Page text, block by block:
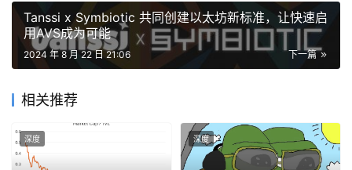
在比特币价值持续增长，新增多种创新比特币收益来源的背
景下，这个新概念中蕴含着更多机会。
基建和资管机构共同打造，资金实力和资源链接能力都不容
全链比特币资产 FBTC，这样的产品有市场竞争力吗？又有
Tanssi x Symbiotic 共同创建以太坊新标准，让快速启
用AVS成为可能
下一篇
2024 年 8 月 22 日 21:06
相关推荐
深度 深度